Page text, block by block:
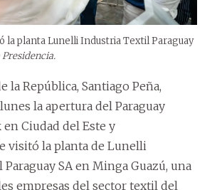
la planta Lunelli Industria Textil Paraguay
Presidencia.
la República, Santiago Peña,
la apertura del Paraguay
en Ciudad del Este y
visitó la planta de Lunelli
SA en Minga Guazú, una
empresas del sector textil del